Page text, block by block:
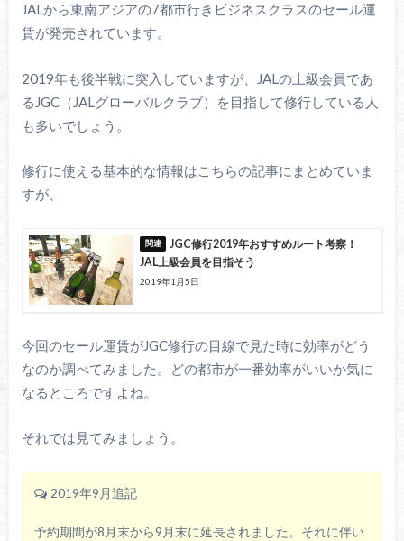
JALから東南アジアの7都市行きビジネスクラスのセール運
賃が発売されています。
2019年も後半戦に突入していますが、JALの上級会員であ
るJGC（JALグローバルクラブ）を目指して修行している人
も多いでしょう。
修行に使える基本的な情報はこちらの記事にまとめていま
すが、
JGC修行2019年おすすめルート考察！
JAL上級会員を目指そう
2019年1月5日
今回のセール運賃がJGC修行の目線で見た時に効率がどう
なのか調べてみました。どの都市が一番効率がいいか気に
なるところですよね。
それでは見てみましょう。
2019年9月追記
予約期間が8月末から9月末に延長されました。それに伴い